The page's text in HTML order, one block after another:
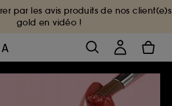
par les avis produits de nos client(e)s
gold en vidéo !